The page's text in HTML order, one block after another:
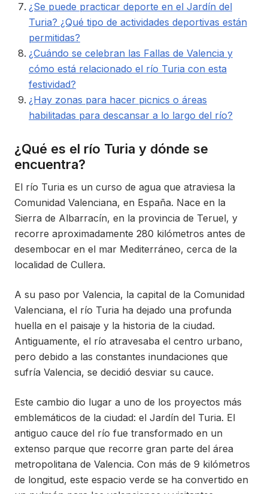
¿Se puede practicar deporte en el Jardín del
Turia? ¿Qué tipo de actividades deportivas están
permitidas?
¿Cuándo se celebran las Fallas de Valencia y
cómo está relacionado el río Turia con esta
festividad?
¿Hay zonas para hacer picnics o áreas
habilitadas para descansar a lo largo del río?
¿Qué es el río Turia y dónde se
encuentra?
El río Turia es un curso de agua que atraviesa la
Comunidad Valenciana, en España. Nace en la
Sierra de Albarracín, en la provincia de Teruel, y
recorre aproximadamente 280 kilómetros antes de
desembocar en el mar Mediterráneo, cerca de la
localidad de Cullera.
A su paso por Valencia, la capital de la Comunidad
Valenciana, el río Turia ha dejado una profunda
huella en el paisaje y la historia de la ciudad.
Antiguamente, el río atravesaba el centro urbano,
pero debido a las constantes inundaciones que
sufría Valencia, se decidió desviar su cauce.
Este cambio dio lugar a uno de los proyectos más
emblemáticos de la ciudad: el Jardín del Turia. El
antiguo cauce del río fue transformado en un
extenso parque que recorre gran parte del área
metropolitana de Valencia. Con más de 9 kilómetros
de longitud, este espacio verde se ha convertido en